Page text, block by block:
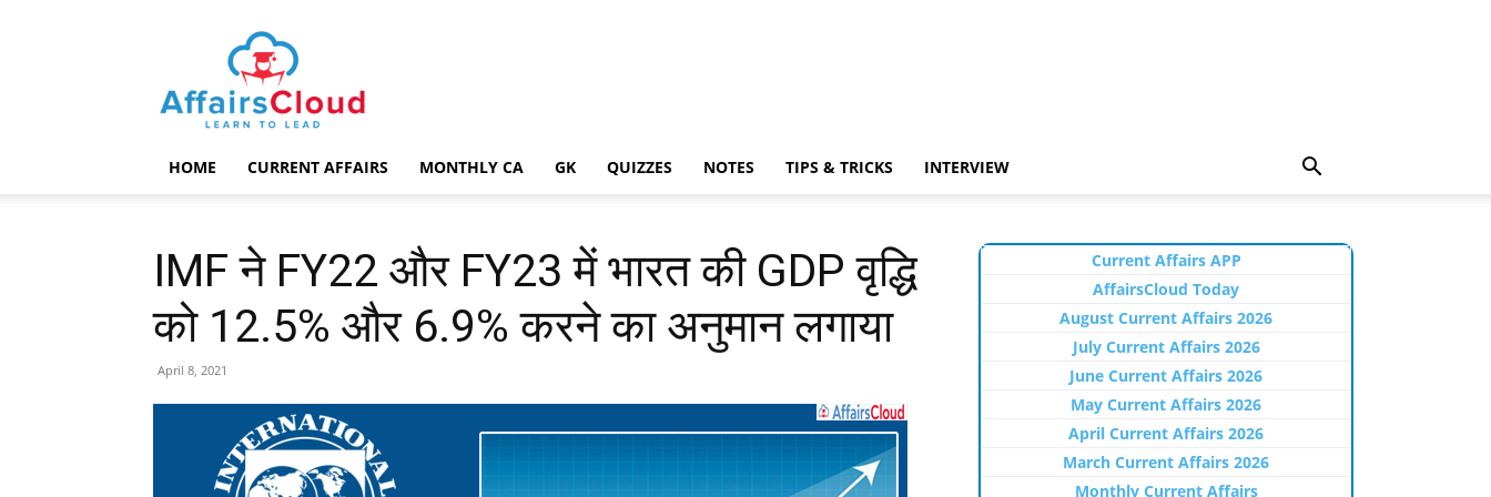
AffairsCloud.com
HOME CURRENT AFFAIRS MONTHLY CA GK QUIZZES NOTES TIPS & TRICKS INTERVIEW
IMF ने FY22 और FY23 में भारत की GDP वृद्धि
को 12.5% और 6.9% करने का अनुमान लगाया
April 8, 2021
Current Affairs APP
AffairsCloud Today
August Current Affairs 2026
July Current Affairs 2026
June Current Affairs 2026
May Current Affairs 2026
April Current Affairs 2026
March Current Affairs 2026
Monthly Current Affairs